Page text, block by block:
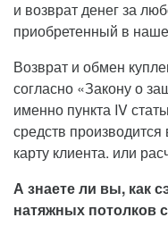
и возврат денег за
приобретенный в
Возврат и обмен
согласно «Закону о
именно пункта IV
средств
карту клиента. или
А знаете ли вы, как
натяжных потолков